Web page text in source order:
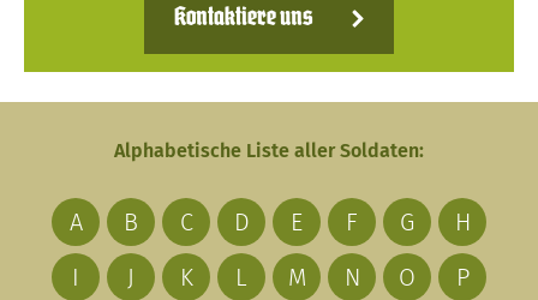
Kontaktiere uns
Alphabetische Liste aller Soldaten:
A B C D E F G
H
I
J K L M N O
P